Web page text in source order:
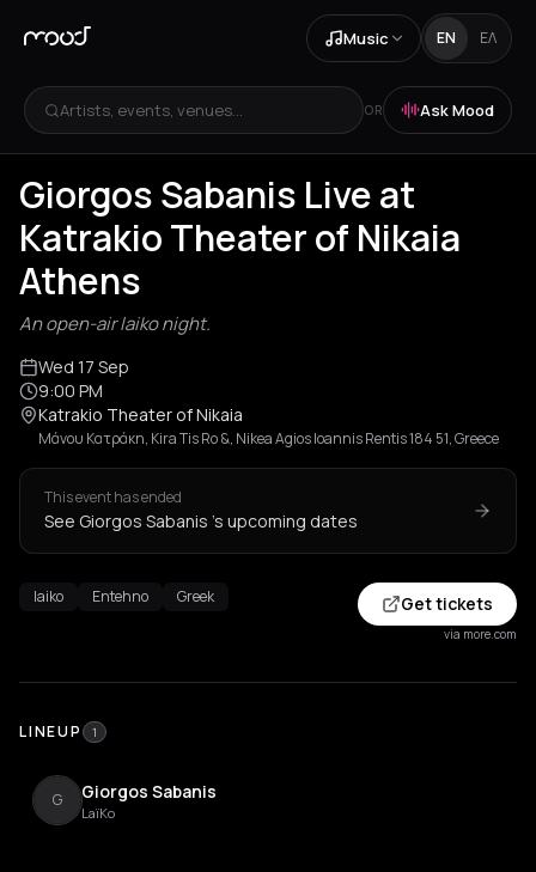
Music EN ΕΛ
Artists, events, venues... OR Ask Mood
Giorgos Sabanis Live at
Katrakio Theater of Nikaia
Athens
An open-air laiko night.
Wed 17 Sep
9:00 PM
Katrakio Theater of Nikaia
Μάνου Κατράκη, Kira Tis Ro &, Nikea Agios Ioannis Rentis 184 51, Greece
This event has ended
See Giorgos Sabanis 's upcoming dates
laiko Entehno Greek Get tickets
via more.com
LINEUP 1
G Giorgos Sabanis
LaïKo